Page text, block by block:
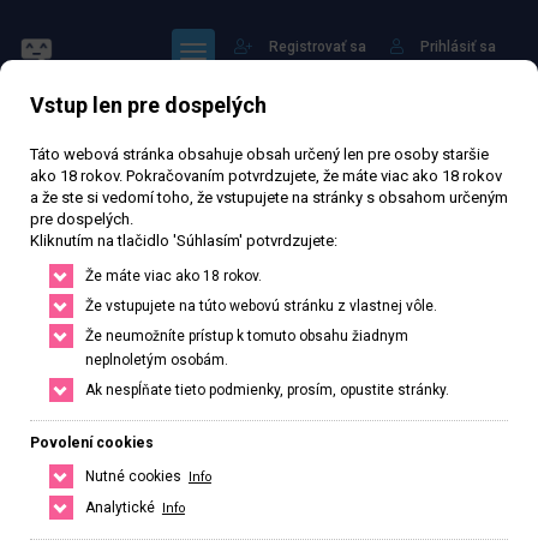
Prihlásiť sa
Registrovať sa
Nájdi to najlepšie vo
svojom meste alebo okolí
Nájdi si presne to, čo potrebuješ, stačí upraviť filter na hľadanie.
HĽADAŤ ČESKO SLOVENSKO
Vstup len pre dospelých
Táto webová stránka obsahuje obsah určený len pre osoby staršie
ako 18 rokov. Pokračovaním potvrdzujete, že máte viac ako 18 rokov
a že ste si vedomí toho, že vstupujete na stránky s obsahom určeným
pre dospelých.
Kliknutím na tlačidlo 'Súhlasím' potvrdzujete:
Že máte viac ako 18 rokov.
Že vstupujete na túto webovú stránku z vlastnej vôle.
Že neumožníte prístup k tomuto obsahu žiadnym
neplnoletým osobám.
Ak nespĺňate tieto podmienky, prosím, opustite stránky.
Povolení cookies
Nutné cookies
Info
Analytické Info